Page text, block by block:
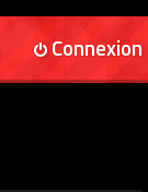
Connexion